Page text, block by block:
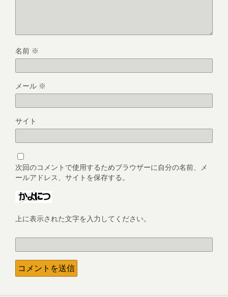
名前 ※
メール ※
サイト
次回のコメントで使用するためブラウザーに自分の名前、メ
ールアドレス、サイトを保存する。
上に表示された文字を入力してください。